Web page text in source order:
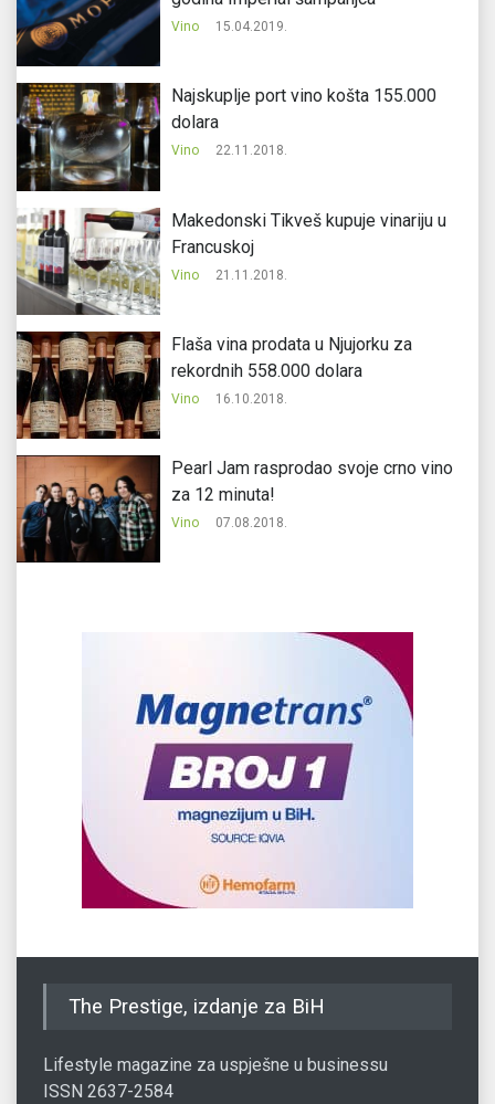
Vino 15.04.2019.
Najskuplje port vino košta 155.000
dolara
Vino 22.11.2018.
Makedonski Tikveš kupuje vinariju u
Francuskoj
Vino 21.11.2018.
Flaša vina prodata u Njujorku za
rekordnih 558.000 dolara
Vino 16.10.2018.
Pearl Jam rasprodao svoje crno vino
za 12 minuta!
Vino 07.08.2018.
The Prestige, izdanje za BiH
Lifestyle magazine za uspješne u businessu
ISSN 2637-2584